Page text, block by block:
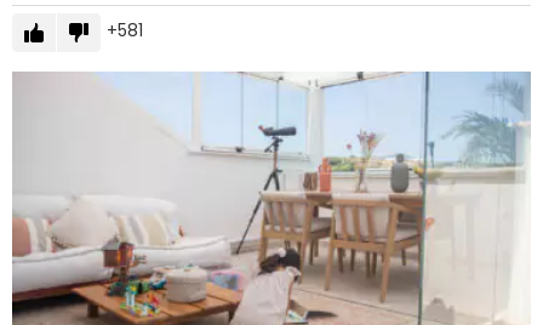
581